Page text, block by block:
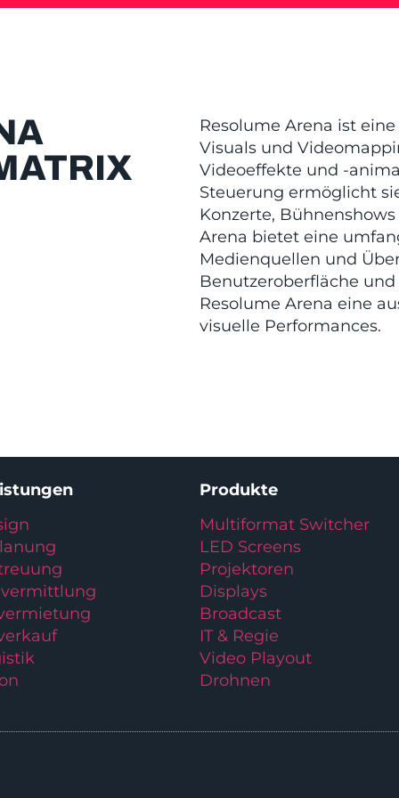
Resolume Arena ist
Visuals und
Videoeffekte und -
Steuerung ermöglicht
Konzerte,
Arena bietet eine
Medienquellen und
Benutzeroberfläche
Resolume Arena eine
visuelle Performances.
Produkte
Multiformat Switcher
LED Screens
Projektoren
Displays
Broadcast
IT & Regie
Video Playout
Drohnen